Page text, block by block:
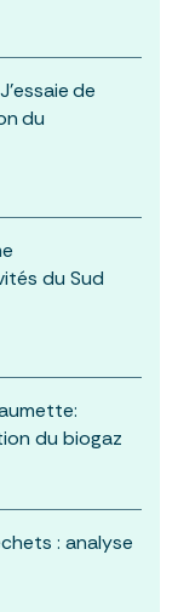
de
du
du Sud
du biogaz
: analyse